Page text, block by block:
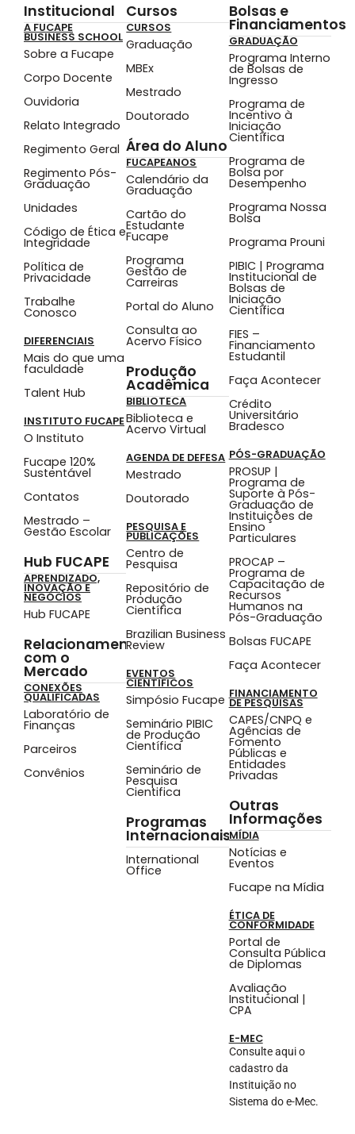
Institucional
A FUCAPE
BUSINESS SCHOOL
Sobre a Fucape
Corpo Docente
Ouvidoria
Relato Integrado
Regimento Geral
Regimento Pós-
Graduação
Unidades
Código de Ética e
Integridade
Política de
Privacidade
Trabalhe
Conosco
DIFERENCIAIS
Mais do que uma
faculdade
Talent Hub
INSTITUTO FUCAPE
O Instituto
Fucape 120%
Sustentável
Contatos
Mestrado –
Gestão Escolar
Hub FUCAPE
APRENDIZADO,
INOVAÇÃO E
NEGÓCIOS
Hub FUCAPE
Relacionamento
com o
Mercado
CONEXÕES
QUALIFICADAS
Laboratório de
Finanças
Parceiros
Convênios
Cursos
CURSOS
Graduação
MBEx
Mestrado
Doutorado
Área do Aluno
FUCAPEANOS
Calendário da
Graduação
Cartão do
Estudante
Fucape
Programa
Gestão de
Carreiras
Portal do Aluno
Consulta ao
Acervo Físico
Produção
Acadêmica
BIBLIOTECA
Biblioteca e
Acervo Virtual
AGENDA DE DEFESA
Mestrado
Doutorado
PESQUISA E
PUBLICAÇÕES
Centro de
Pesquisa
Repositório de
Produção
Científica
Brazilian Business
Review
EVENTOS
CIENTÍFICOS
Simpósio Fucape
Seminário PIBIC
de Produção
Científica
Seminário de
Pesquisa
Cientifica
Programas
Internacionais
International
Office
Bolsas e
Financiamentos
GRADUAÇÃO
Programa Interno
de Bolsas de
Ingresso
Programa de
Incentivo à
Iniciação
Científica
Programa de
Bolsa por
Desempenho
Programa Nossa
Bolsa
Programa Prouni
PIBIC | Programa
Institucional de
Bolsas de
Iniciação
Científica
FIES –
Financiamento
Estudantil
Faça Acontecer
Crédito
Universitário
Bradesco
PÓS-GRADUAÇÃO
PROSUP |
Programa de
Suporte à Pós-
Graduação de
Instituições de
Ensino
Particulares
PROCAP –
Programa de
Capacitação de
Recursos
Humanos na
Pós-Graduação
Bolsas FUCAPE
Faça Acontecer
FINANCIAMENTO
DE PESQUISAS
CAPES/CNPQ e
Agências de
Fomento
Públicas e
Entidades
Privadas
Outras
Informações
MÍDIA
Notícias e
Eventos
Fucape na Mídia
ÉTICA DE
CONFORMIDADE
Portal de
Consulta Pública
de Diplomas
Avaliação
Institucional |
CPA
E-MEC
Consulte aqui o
cadastro da
Instituição no
Sistema do e-Mec.